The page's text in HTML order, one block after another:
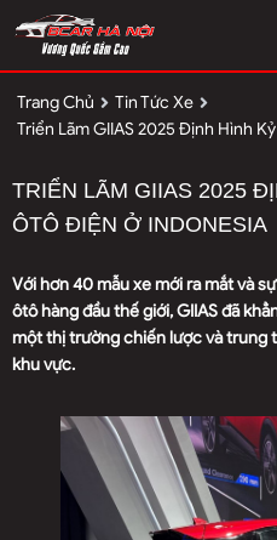
Trang Chủ
Tin Tức Xe
Triển Lãm GIIAS 2025 Định Hình
TRIỂN LÃM GIIAS 2025
ÔTÔ ĐIỆN Ở INDONESIA
Với hơn 40 mẫu xe mới ra mắt và
ôtô hàng đầu thế giới, GIIAS đã
một thị trường chiến lược và trung
khu vực.